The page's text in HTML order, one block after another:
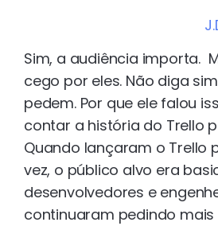
Sim, a audiência importa.
cego por eles. Não diga
pedem. Por que ele falou
contar a história do Trello
Quando lançaram o Trello
vez, o público alvo era
desenvolvedores e
continuaram pedindo